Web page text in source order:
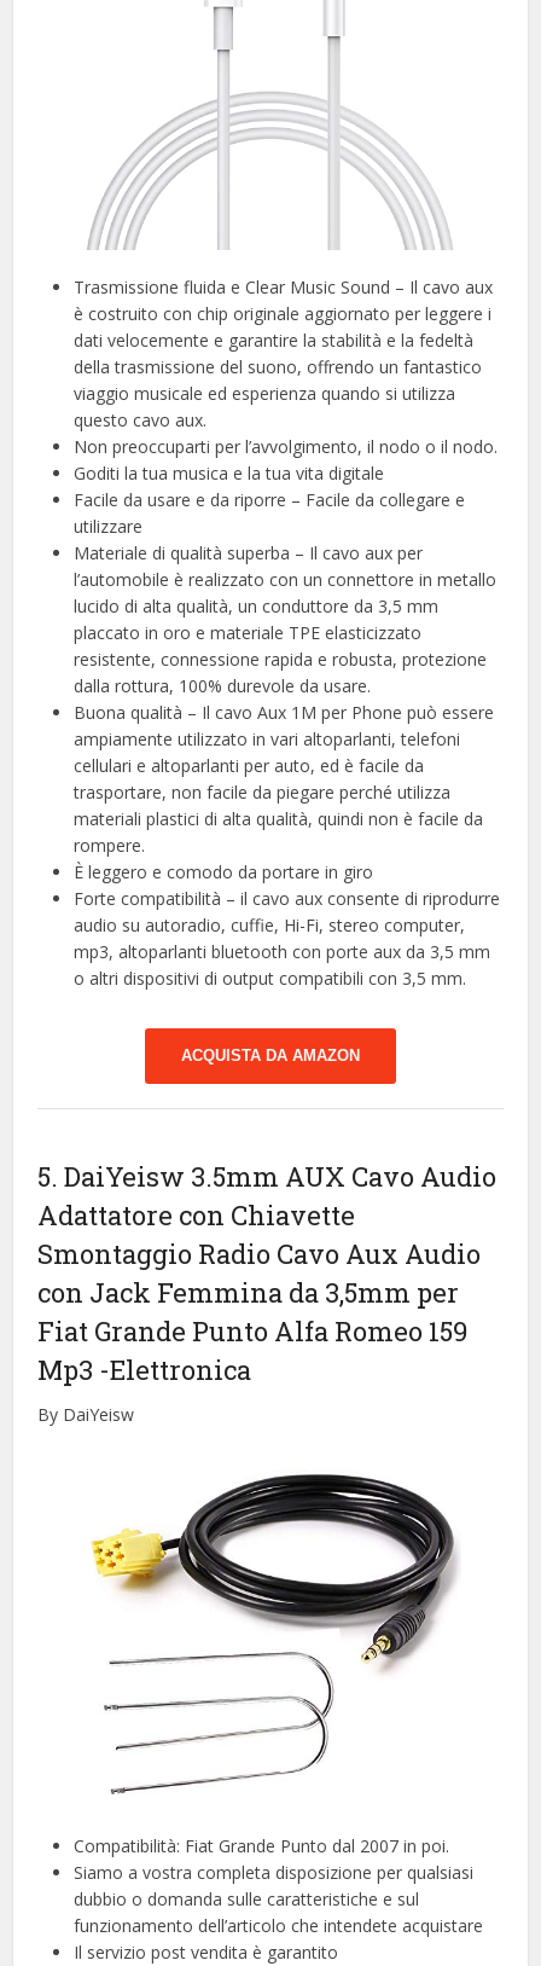
Trasmissione fluida e Clear Music Sound – Il cavo aux
è costruito con chip originale aggiornato per leggere i
dati velocemente e garantire la stabilità e la fedeltà
della trasmissione del suono, offrendo un fantastico
viaggio musicale ed esperienza quando si utilizza
questo cavo aux.
Non preoccuparti per l’avvolgimento, il nodo o il nodo.
Goditi la tua musica e la tua vita digitale
Facile da usare e da riporre – Facile da collegare e
utilizzare
Materiale di qualità superba – Il cavo aux per
l’automobile è realizzato con un connettore in metallo
lucido di alta qualità, un conduttore da 3,5 mm
placcato in oro e materiale TPE elasticizzato
resistente, connessione rapida e robusta, protezione
dalla rottura, 100% durevole da usare.
Buona qualità – Il cavo Aux 1M per Phone può essere
ampiamente utilizzato in vari altoparlanti, telefoni
cellulari e altoparlanti per auto, ed è facile da
trasportare, non facile da piegare perché utilizza
materiali plastici di alta qualità, quindi non è facile da
rompere.
È leggero e comodo da portare in giro
Forte compatibilità – il cavo aux consente di riprodurre
audio su autoradio, cuffie, Hi-Fi, stereo computer,
mp3, altoparlanti bluetooth con porte aux da 3,5 mm
o altri dispositivi di output compatibili con 3,5 mm.
ACQUISTA DA AMAZON
5. DaiYeisw 3.5mm AUX Cavo Audio
Adattatore con Chiavette
Smontaggio Radio Cavo Aux Audio
con Jack Femmina da 3,5mm per
Fiat Grande Punto Alfa Romeo 159
Mp3 -Elettronica
By DaiYeisw
Compatibilità: Fiat Grande Punto dal 2007 in poi.
Siamo a vostra completa disposizione per qualsiasi
dubbio o domanda sulle caratteristiche e sul
funzionamento dell’articolo che intendete acquistare
Il servizio post vendita è garantito